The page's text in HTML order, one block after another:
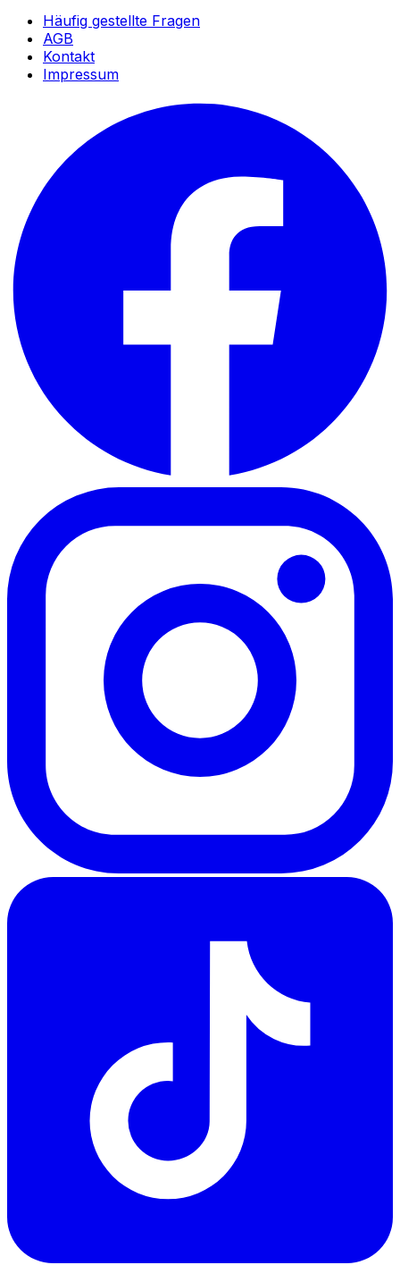
Häufig gestellte Fragen
AGB
Kontakt
Impressum